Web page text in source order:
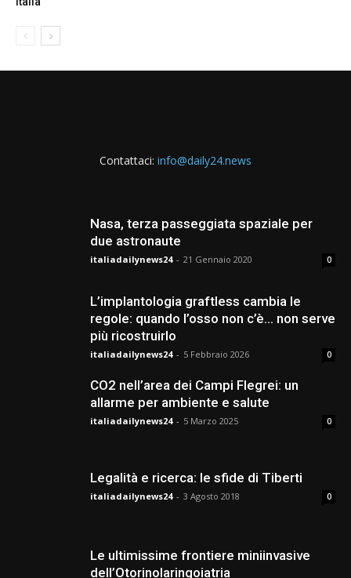
Contattaci: info@daily24.news
Nasa, terza passeggiata spaziale per
due astronaute
italiadailynews24 - 21 Gennaio 2020 0
L’implantologia graftless cambia le
regole: quando l’osso non c’è… non serve
più ricostruirlo
italiadailynews24 - 5 Febbraio 2026 0
CO2 nell’area dei Campi Flegrei: un
allarme per ambiente e salute
italiadailynews24 - 5 Marzo 2025 0
Legalità e ricerca: le sfide di Tiberti
italiadailynews24 - 3 Agosto 2018 0
Le ultimissime frontiere miniinvasive
dell’Otorinolaringoiatria